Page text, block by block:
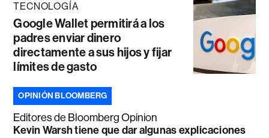
TECNOLOGÍA
Google Wallet permitirá a los
padres enviar dinero
directamente a sus hijos y fijar
límites de gasto
OPINIÓN BLOOMBERG
Editores de Bloomberg Opinion
Kevin Warsh tiene que dar algunas explicaciones